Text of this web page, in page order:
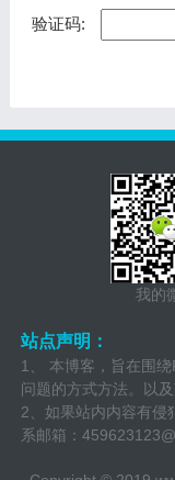
验证码:
我的
站点声明：
1、 本博客，旨在围
问题的方式方法。以
2、如果站内内容有侵
系邮箱：